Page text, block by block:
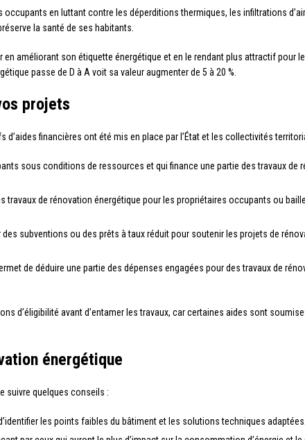
occupants en luttant contre les déperditions thermiques, les infiltrations
la santé de ses habitants.
en améliorant son étiquette énergétique et en le rendant plus attractif pour
passe de D à A voit sa valeur augmenter de 5 à 20 %.
projets
financières ont été mis en place par l’État et les collectivités
sous conditions de ressources et qui finance une partie des travaux de
travaux de rénovation énergétique pour les propriétaires occupants ou
subventions ou des prêts à taux réduit pour soutenir les projets de
de déduire une partie des dépenses engagées pour des travaux de
d’éligibilité avant d’entamer les travaux, car certaines aides sont
énergétique
suivre quelques conseils :
les points faibles du bâtiment et les solutions techniques adaptées.